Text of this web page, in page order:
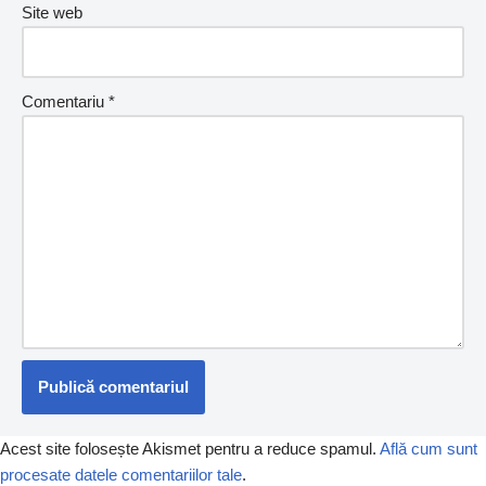
Site web
Comentariu *
Acest site folosește Akismet pentru a reduce spamul. Află cum sunt
procesate datele comentariilor tale.